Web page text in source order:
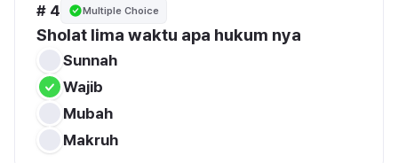
# 4 Multiple Choice
Sholat lima waktu apa hukum nya
Sunnah
Wajib
Mubah
Makruh